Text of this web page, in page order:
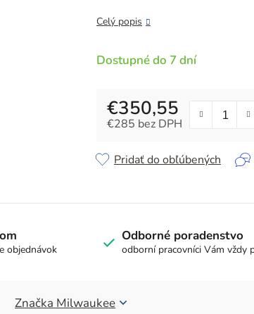
5
Celý popis
Dostupné do 7 dní
€350,55
€285 bez DPH
Pridať do obľúbených
objednávok
Odborné poradenstvo
odborní pracovníci Vám vždy
Značka Milwaukee